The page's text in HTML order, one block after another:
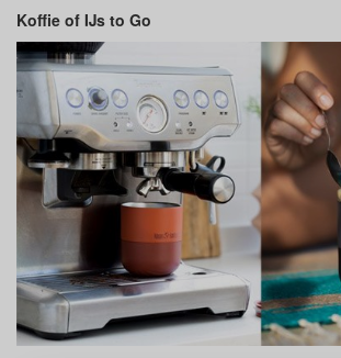
Koffie of IJs to Go